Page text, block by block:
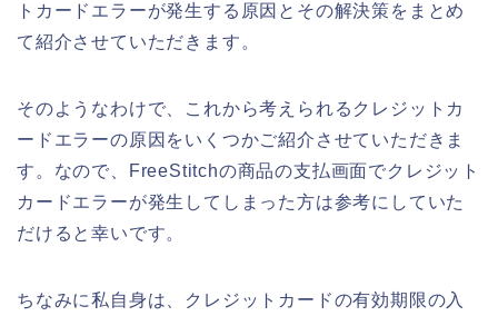
トカードエラーが発生する原因とその解決策をまとめ
て紹介させていただきます。
そのようなわけで、これから考えられるクレジットカ
ードエラーの原因をいくつかご紹介させていただきま
す。なので、FreeStitchの商品の支払画面でクレジット
カードエラーが発生してしまった方は参考にしていた
だけると幸いです。
ちなみに私自身は、クレジットカードの有効期限の入